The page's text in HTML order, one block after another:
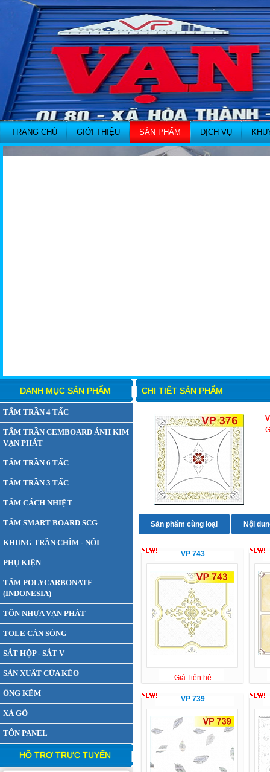
TRANG CHỦ GIỚI THIỆU SẢN PHẨM DỊCH VỤ
DANH MỤC SẢN PHẨM
TẤM TRẦN 4 TẤC
TẤM TRẦN CEMBOARD ÁNH KIM
VẠN PHÁT
TẤM TRẦN 6 TẤC
TẤM TRẦN 3 TẤC
TẤM CÁCH NHIỆT
TẤM SMART BOARD SCG
KHUNG TRẦN CHÌM - NỔI
PHỤ KIỆN
TẤM POLYCARBONATE
(INDONESIA)
TÔN NHỰA VẠN PHÁT
TOLE CÁN SÓNG
SẮT HỘP - SẮT V
SẢN XUẤT CỬA KÉO
ỐNG KẼM
XÀ GỒ
TÔN PANEL
HỖ TRỢ TRỰC TUYẾN
CHI TIẾT SẢN PHẨM
Sản phẩm cùng loại Nội
VP 743
Giá: liên hệ
VP 739